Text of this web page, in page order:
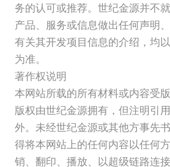
务的认可或推荐。世纪金源并不
产品、服务或信息做出任何声明
有关其开发项目信息的介绍，均
为准。
著作权说明
本网站所载的所有材料或内容受
版权由世纪金源拥有，但注明引
外。未经世纪金源或其他方事先
得将本网站上的任何内容以任何
销、翻印、播放、以超级链路连